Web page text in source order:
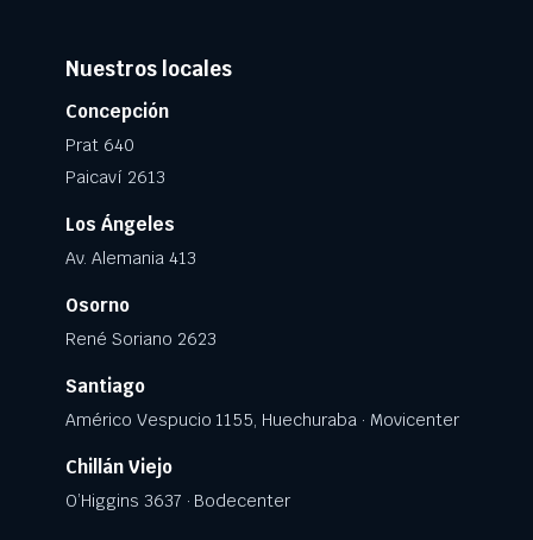
Nuestros locales
Concepción
Prat 640
Paicaví 2613
Los Ángeles
Av. Alemania 413
Osorno
René Soriano 2623
Santiago
Américo Vespucio 1155, Huechuraba · Movicenter
Chillán Viejo
O’Higgins 3637 · Bodecenter